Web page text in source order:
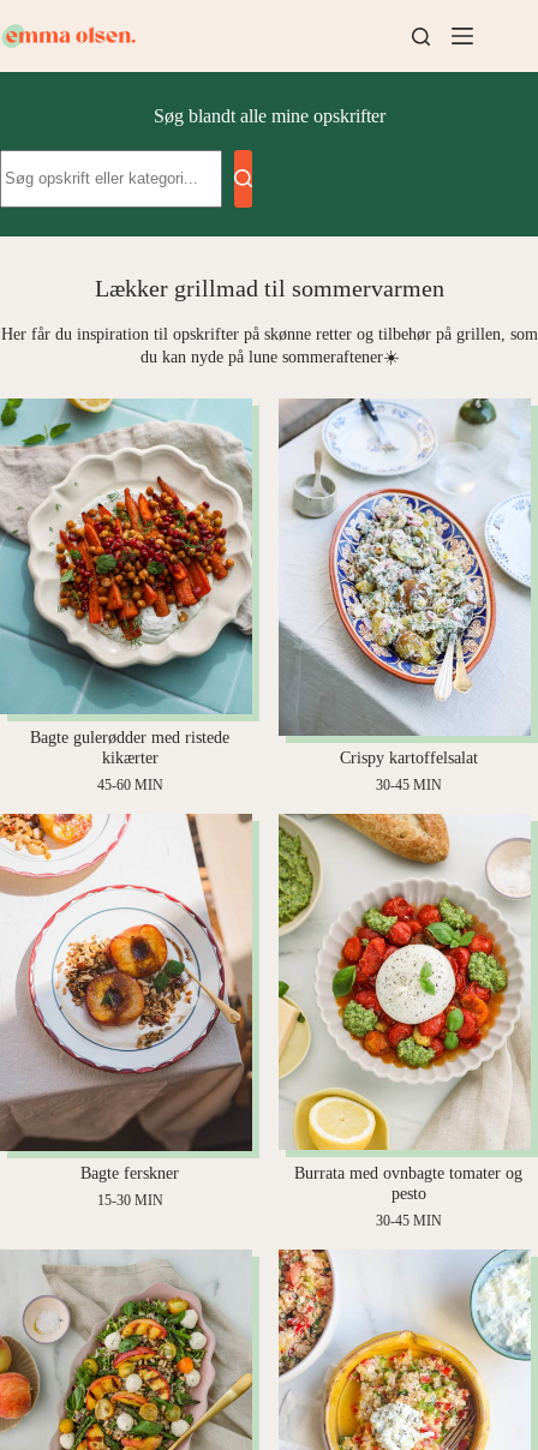
til
indhold
Søg blandt alle mine opskrifter
resultater
Lækker grillmad til sommervarmen
Her får du inspiration til opskrifter på skønne retter og tilbehør på grillen, som
du kan nyde på lune sommeraftener☀️
Bagte gulerødder med ristede
kikærter
45-60 MIN
Crispy kartoffelsalat
30-45 MIN
Bagte ferskner
15-30 MIN
Burrata med ovnbagte tomater og
pesto
30-45 MIN